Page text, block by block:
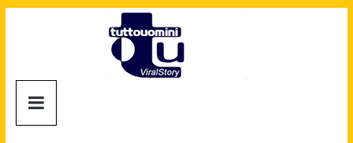
Tuttouomini